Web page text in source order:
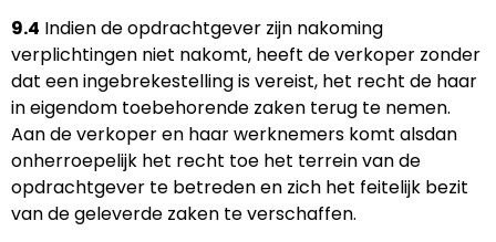
9.4 Indien de opdrachtgever zijn nakoming
verplichtingen niet nakomt, heeft de verkoper zonder
dat een ingebrekestelling is vereist, het recht de haar
in eigendom toebehorende zaken terug te nemen.
Aan de verkoper en haar werknemers komt alsdan
onherroepelijk het recht toe het terrein van de
opdrachtgever te betreden en zich het feitelijk bezit
van de geleverde zaken te verschaffen.